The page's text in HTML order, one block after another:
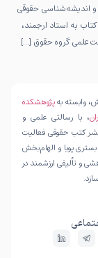
و اندیشه‌شناسی حقوقی
به استاد ارجمند،
علمی گروه حقوق […]
وابسته بهپژوهشکده
، با رسالتی علمی و
کتب حقوقی فعالیت
پویا و الهام‌بخش
و تألیفی ارزشمند در